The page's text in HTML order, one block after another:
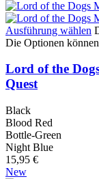
Ausführung wählen
Die Optionen
Lord of the
Quest
Black
Blood Red
Bottle-Green
Night Blue
15,95 €
New